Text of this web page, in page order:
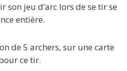
son jeu d’arc lors de se tir se
entière.
de 5 archers, sur une carte
ce tir.